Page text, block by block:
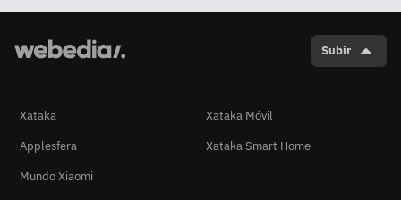
Subir
Xataka
Xataka Móvil
Applesfera
Xataka Smart Home
Mundo Xiaomi